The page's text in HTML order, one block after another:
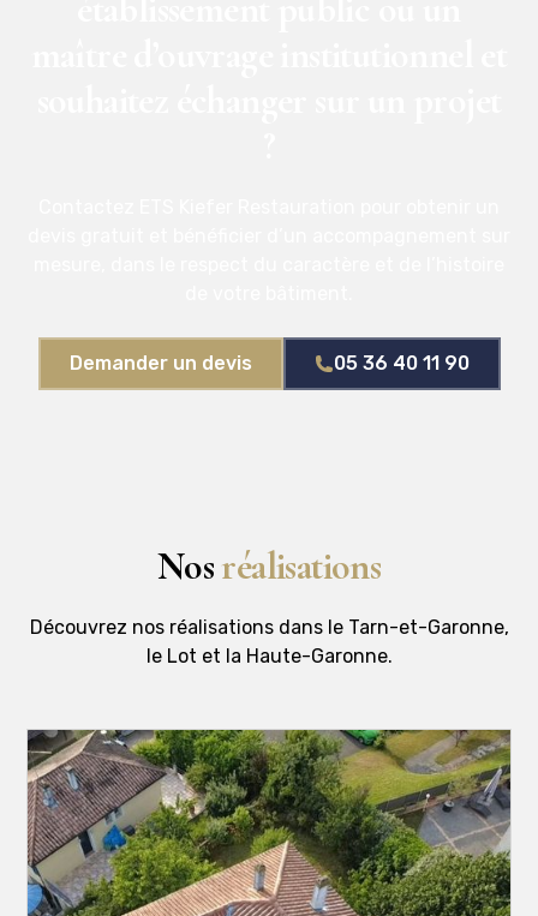
Demander un devis 05 36 40 11 90
Nosréalisations
Découvrez nos réalisations dans le Tarn-et-Garonne,
le Lot et la Haute-Garonne.